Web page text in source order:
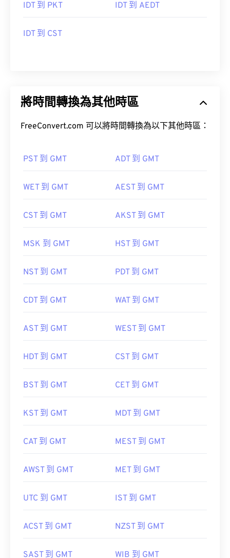
IDT 到 PKT IDT 到 AEDT
IDT 到 CST
將時間轉換為其他時區
FreeConvert.com 可以將時間轉換為以下其他時區：
PST 到 GMT ADT 到 GMT
WET 到 GMT AEST 到 GMT
CST 到 GMT AKST 到 GMT
MSK 到 GMT HST 到 GMT
NST 到 GMT PDT 到 GMT
CDT 到 GMT WAT 到 GMT
AST 到 GMT WEST 到 GMT
HDT 到 GMT CST 到 GMT
BST 到 GMT CET 到 GMT
KST 到 GMT MDT 到 GMT
CAT 到 GMT MEST 到 GMT
AWST 到 GMT MET 到 GMT
UTC 到 GMT IST 到 GMT
ACST 到 GMT NZST 到 GMT
SAST 到 GMT WIB 到 GMT